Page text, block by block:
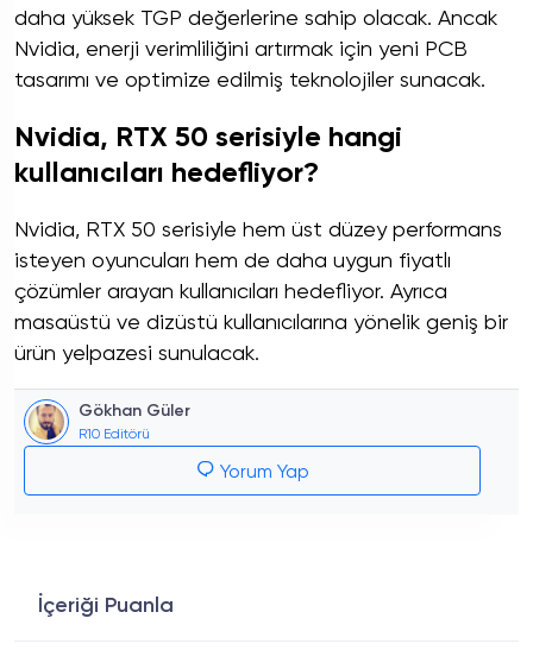
daha yüksek TGP değerlerine sahip olacak. Ancak
Nvidia, enerji verimliliğini artırmak için yeni PCB
tasarımı ve optimize edilmiş teknolojiler sunacak.
Nvidia, RTX 50 serisiyle hangi
kullanıcıları hedefliyor?
Nvidia, RTX 50 serisiyle hem üst düzey performans
isteyen oyuncuları hem de daha uygun fiyatlı
çözümler arayan kullanıcıları hedefliyor. Ayrıca
masaüstü ve dizüstü kullanıcılarına yönelik geniş bir
ürün yelpazesi sunulacak.
Gökhan Güler
R10 Editörü
Yorum Yap
İçeriği Puanla